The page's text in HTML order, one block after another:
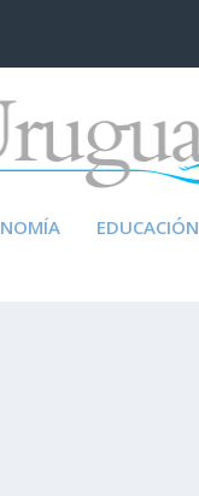
EDUCACIÓN